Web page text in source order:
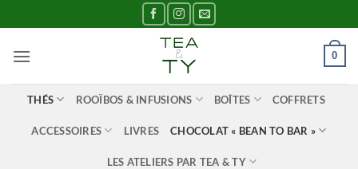
au
contenu
0
THÉS ROOÏBOS & INFUSIONS BOÎTES COFFRETS
ACCESSOIRES LIVRES CHOCOLAT « BEAN TO BAR »
LES ATELIERS PAR TEA & TY